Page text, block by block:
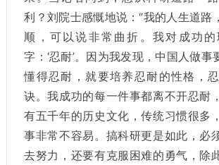
利？刘院士感慨地说：“我的人生道路
顺，可以说非常曲折。我对成功
字：‘忍耐’。因为我发现，中国人做事
懂得忍耐，就要培养忍耐的性格，
诀。我成功的每一件事都离不开忍耐
有五千年的历史文化，传统习惯很多
事非常不容易。搞科研更是如此，必
去努力，还要有克服困难的勇气，除